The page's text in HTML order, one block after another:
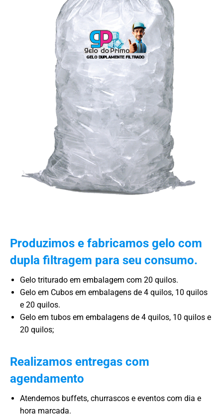
Produzimos e fabricamos gelo com
dupla filtragem para seu consumo.
Gelo triturado em embalagem com 20 quilos.
Gelo em Cubos em embalagens de 4 quilos, 10 quilos
e 20 quilos.
Gelo em tubos em embalagens de 4 quilos, 10 quilos e
20 quilos;
Realizamos entregas com
agendamento
Atendemos buffets, churrascos e eventos com dia e
hora marcada.